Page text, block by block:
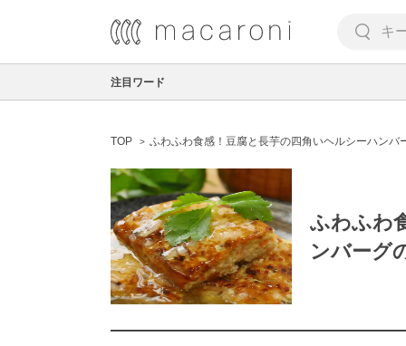
注目ワード
TOP ふわふわ食感！豆腐と長芋の四角いヘルシーハンバ
ふわふわ
ンバーグ